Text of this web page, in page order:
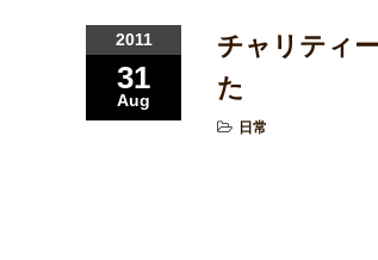
2011
31
Aug
チャリティ
た
日常